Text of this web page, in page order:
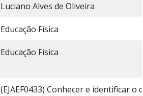
Luciano Alves de Oliveira
Educação Física
Educação Física
(EJAEF0433) Conhecer e identificar